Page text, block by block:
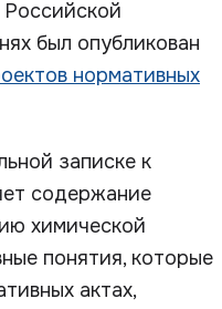
был опубликован
нормативных
записке к
содержание
химической
понятия, которые
актах,